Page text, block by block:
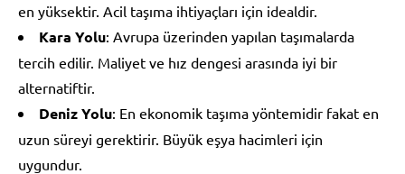
en yüksektir. Acil taşıma ihtiyaçları için idealdir.
Kara Yolu: Avrupa üzerinden yapılan taşımalarda
tercih edilir. Maliyet ve hız dengesi arasında iyi bir
alternatiftir.
Deniz Yolu: En ekonomik taşıma yöntemidir fakat en
uzun süreyi gerektirir. Büyük eşya hacimleri için
uygundur.